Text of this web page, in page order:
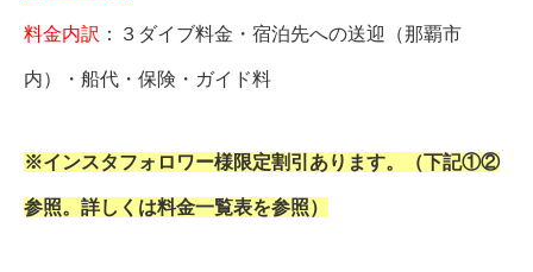
料金内訳 ：３ダイブ料金・宿泊先への送迎（那覇市
内）・船代・保険・ガイド料
※インスタフォロワー様限定割引あります。（下記①②
参照。詳しくは料金一覧表を参照）